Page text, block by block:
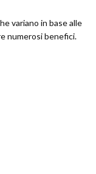
variano in base alle
numerosi benefici.